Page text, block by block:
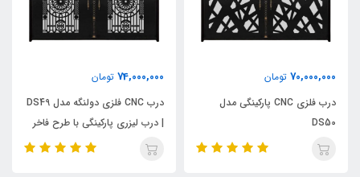
70,000,000 تومان
درب فلزی CNC پارکینگی مدل
DS50
74,000,000 تومان
درب CNC فلزی دولنگه مدل DS49
| درب لیزری پارکینگی با طرح فاخر